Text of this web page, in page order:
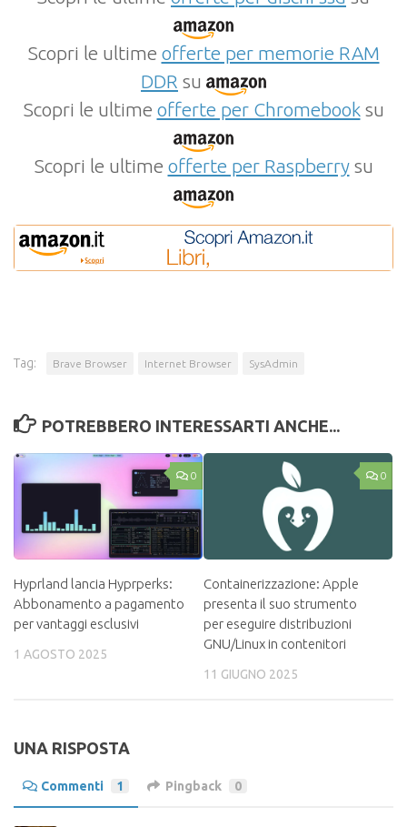
Scopri le ultime offerte per memorie RAM
DDR su
Scopri le ultime offerte per Chromebooksu
Scopri le ultime offerte per Raspberrysu
Tag: Brave Browser Internet Browser SysAdmin
POTREBBERO INTERESSARTI ANCHE...
0
Hyprland lancia Hyprperks:
Abbonamento a pagamento
per vantaggi esclusivi
1 AGOSTO 2025
0
Containerizzazione: Apple
presenta il suo strumento
per eseguire distribuzioni
GNU/Linux in contenitori
11 GIUGNO 2025
UNA RISPOSTA
Commenti 1 Pingback 0